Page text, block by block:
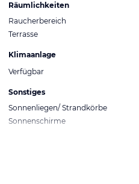
Räumlichkeiten
Raucherbereich
Terrasse
Klimaanlage
Verfügbar
Sonstiges
Sonnenliegen/ Strandkörbe
Sonnenschirme